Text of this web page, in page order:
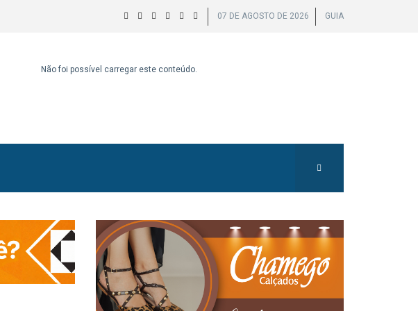
07 DE AGOSTO DE 2026 GUIA
Não foi possível carregar este conteúdo.